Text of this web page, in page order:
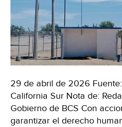
29 de abril de 2026
California Sur Nota de:
Gobierno de BCS Con
garantizar el derecho